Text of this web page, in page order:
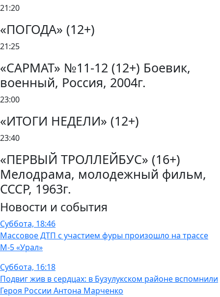
21:20
«ПОГОДА» (12+)
21:25
«САРМАТ» №11-12 (12+) Боевик,
военный, Россия, 2004г.
23:00
«ИТОГИ НЕДЕЛИ» (12+)
23:40
«ПЕРВЫЙ ТРОЛЛЕЙБУС» (16+)
Мелодрама, молодежный фильм,
СССР, 1963г.
Новости и события
Суббота, 18:46
Массовое ДТП с участием фуры произошло на трассе
М-5 «Урал»
Суббота, 16:18
Подвиг жив в сердцах: в Бузулукском районе вспомнили
Героя России Антона Марченко